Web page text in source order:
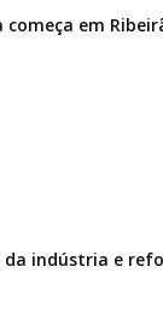
em
indústria e